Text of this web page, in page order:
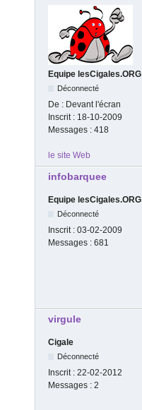
Equipe lesCigales.ORG
Déconnecté
De : Devant l'écran
Inscrit : 18-10-2009
Messages : 418
le site Web
infobarquee
Equipe lesCigales.ORG
Déconnecté
Inscrit : 03-02-2009
Messages : 681
virgule
Cigale
Déconnecté
Inscrit : 22-02-2012
Messages : 2